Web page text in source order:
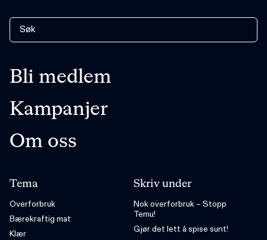
Bli medlem
Kampanjer
Om oss
Tema
Overforbruk
Bærekraftig mat
Klær
Skriv under
Nok overforbruk – Stopp
Temu!
Gjør det lett å spise sunt!